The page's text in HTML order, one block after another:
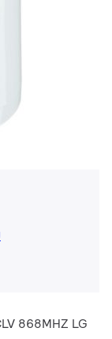
868MHZ LG